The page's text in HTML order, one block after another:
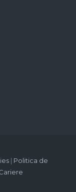
| Politica de